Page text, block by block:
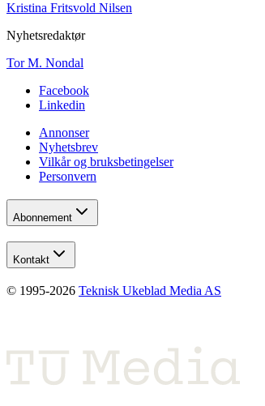
Kristina Fritsvold Nilsen
Nyhetsredaktør
Tor M. Nondal
Facebook
Linkedin
Annonser
Nyhetsbrev
Vilkår og bruksbetingelser
Personvern
Abonnement
Kontakt
© 1995-2026 Teknisk Ukeblad Media AS